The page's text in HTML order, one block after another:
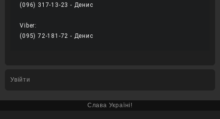
(096) 317-13-23 - Денис
Viber:
(095) 72-181-72 - Денис
Увійти
Слава Україні!